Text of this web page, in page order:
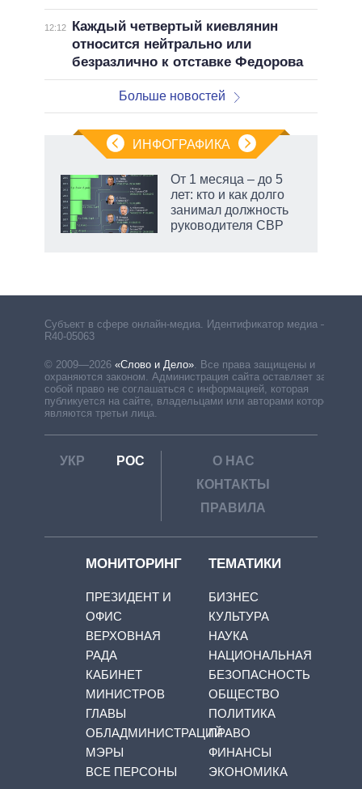
12:12
Каждый четвертый киевлянин
относится нейтрально или
безразлично к отставке Федорова
Больше новостей
ИНФОГРАФИКА
От 1 месяца – до 5
лет: кто и как долго
занимал должность
руководителя СВР
Субъект в сфере онлайн-медиа. Идентификатор медиа –
R40-05063
© 2009—2026 «Слово и Дело» Все права защищены и
охраняются законом. Администрация сайта оставляет за
собой право не соглашаться с информацией, которая
публикуется на сайте, владельцами или авторами которой
являются третьи лица.
УКР РОС
О НАС
КОНТАКТЫ
ПРАВИЛА
МОНИТОРИНГ
ПРЕЗИДЕНТ И
ОФИС
ВЕРХОВНАЯ
РАДА
КАБИНЕТ
МИНИСТРОВ
ГЛАВЫ
ОБЛАДМИНИСТРАЦИЙ
МЭРЫ
ВСЕ ПЕРСОНЫ
ТЕМАТИКИ
БИЗНЕС
КУЛЬТУРА
НАУКА
НАЦИОНАЛЬНАЯ
БЕЗОПАСНОСТЬ
ОБЩЕСТВО
ПОЛИТИКА
ПРАВО
ФИНАНСЫ
ЭКОНОМИКА